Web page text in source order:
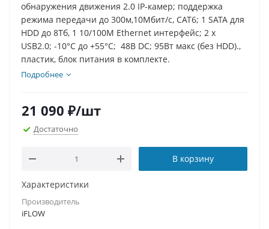
обнаружения движения 2.0 IP-камер; поддержка
режима передачи до 300м,10Мбит/с, CAT6; 1 SATA для
HDD до 8Тб, 1 10/100M Ethernet интерфейс; 2 х
USB2.0; -10°C до +55°C; 48В DC; 95Вт макс (без HDD).,
пластик, блок питания в комплекте.
Подробнее
21 090 ₽/шт
Достаточно
В корзину
Характеристики
Производитель
iFLOW